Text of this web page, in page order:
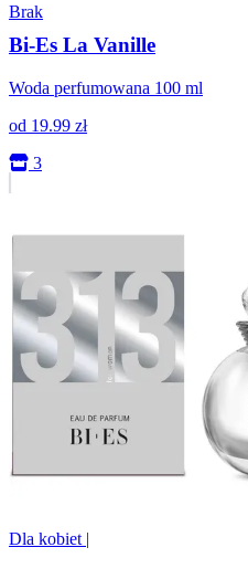
Brak
Bi-Es La Vanille
Woda perfumowana 100 ml
od 19.99 zł
3
Dla kobiet |